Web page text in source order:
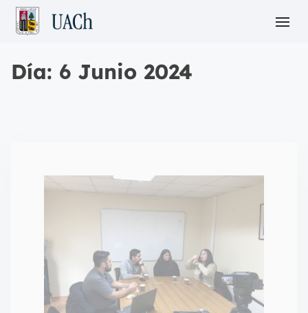
Día: 6 Junio 2024